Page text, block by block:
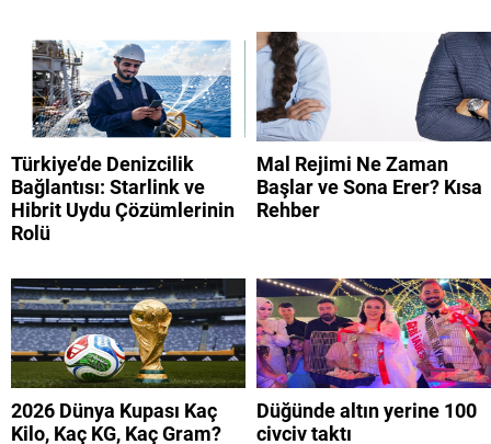
Türkiye’de Denizcilik
Bağlantısı: Starlink ve
Hibrit Uydu Çözümlerinin
Rolü
Mal Rejimi Ne Zaman
Başlar ve Sona Erer? Kısa
Rehber
2026 Dünya Kupası Kaç
Kilo, Kaç KG, Kaç Gram?
Düğünde altın yerine 100
civciv taktı